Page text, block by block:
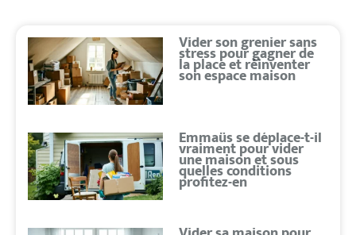
Vider son grenier sans
stress pour gagner de
la place et réinventer
son espace maison
Emmaüs se déplace-t-il
vraiment pour vider
une maison et sous
quelles conditions
profitez-en